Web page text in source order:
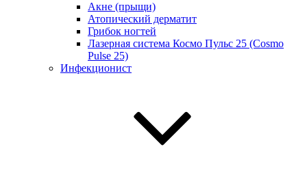
Акне (прыщи)
Атопический дерматит
Грибок ногтей
Лазерная система Космо Пульс 25 (Cosmo
Pulse 25)
Инфекционист